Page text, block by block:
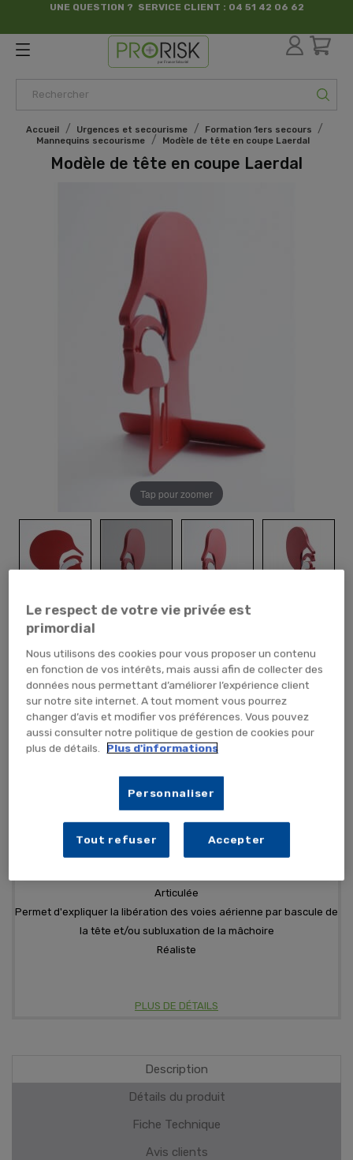
UNE QUESTION ? SERVICE CLIENT : 04 51 42 06 62
par France Sécurité
Accueil Urgences et secourisme
Formation 1ers secours
Mannequins secourisme
Modèle de tête en coupe Laerdal
Modèle de tête en coupe Laerdal
Tap pour zoomer
155,88 €TTC129,90 € HT
TEMPORAIREMENT EN RUPTURE
Articulée
Permet d'expliquer la libération des voies aérienne par bascule de
la tête et/ou subluxation de la mâchoire
Réaliste
PLUS DE DÉTAILS
Description
Détails du produit
Fiche Technique
Avis clients
Le respect de votre vie privée est
primordial
Nous utilisons des cookies pour vous proposer un contenu
en fonction de vos intérêts, mais aussi afin de collecter des
données nous permettant d’améliorer l’expérience client
sur notre site internet. A tout moment vous pourrez
changer d’avis et modifier vos préférences. Vous pouvez
aussi consulter notre politique de gestion de cookies pour
plus de détails.
Plus d'informations
Personnaliser
Tout refuser Accepter